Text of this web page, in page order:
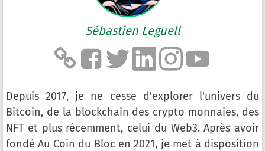
Sébastien Leguell
Depuis 2017, je ne cesse d'explorer l'univers du
Bitcoin, de la blockchain des crypto monnaies, des
NFT et plus récemment, celui du Web3. Après avoir
fondé Au Coin du Bloc en 2021, je met à disposition